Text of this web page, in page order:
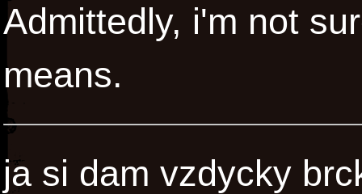
Admittedly, i'm not
means.
ja si dam vzdycky